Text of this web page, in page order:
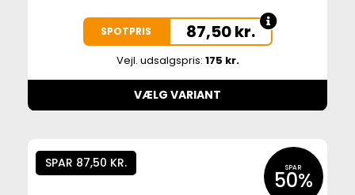
SPOTPRIS 87,50kr.
Vejl. udsalgspris: 175 kr.
VÆLG VARIANT
SPAR 87,50 KR. SPAR
50%